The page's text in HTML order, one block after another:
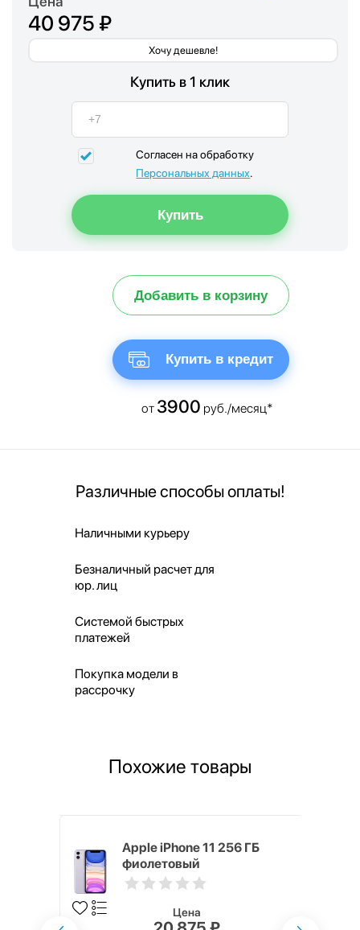
40 975 ₽
Хочу дешевле!
Купить в 1 клик
Согласен на обработку
Персональных данных.
Добавить в корзину
Купить в кредит
от 3900 руб./месяц*
Различные способы оплаты!
Наличными курьеру
Безналичный расчет для
юр. лиц
Системой быстрых
платежей
Покупка модели в
рассрочку
Похожие товары
Apple iPhone 11 256 ГБ
фиолетовый
Цена